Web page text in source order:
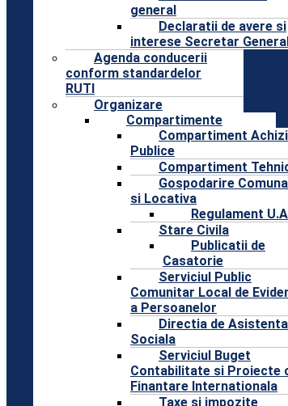
general
Declaratii de avere si
interese Secretar General
Agenda conducerii
conform standardelor
RUTI
Organizare
Compartimente
Compartiment
Publice
Compartiment
Gospodarire
si Locativa
Regulament
Stare Civila
Publicatii de
Casatorie
Serviciul Public
Comunitar Local de
a Persoanelor
Directia de Asistenta
Sociala
Serviciul Buget
Contabilitate si Proiecte
Finantare Internationala
Taxe si impozite